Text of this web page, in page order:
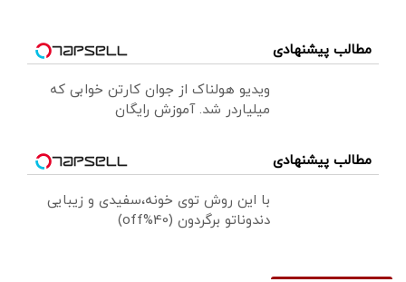
مطالب پیشنهادی
ویدیو هولناک از جوان کارتن خوابی که
میلیاردر شد. آموزش رایگان
مطالب پیشنهادی
با این روش توی خونه،سفیدی و زیبایی
دندوناتو برگردون (40%off)